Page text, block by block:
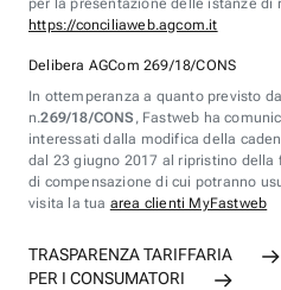
per la presentazione delle istanze di
https://conciliaweb.agcom.it
Delibera AGCom 269/18/CONS
In ottemperanza a quanto previsto
n.269/18/CONS , Fastweb ha
interessati dalla modifica della
dal 23 giugno 2017 al ripristino
di compensazione di cui potranno
visita la tua area clienti MyFastweb
TRASPARENZA TARIFFARIA
PER I CONSUMATORI